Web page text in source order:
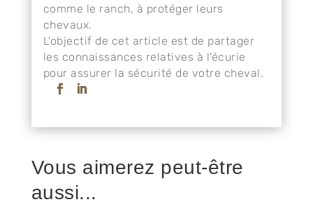
comme le ranch, à protéger leurs
chevaux.
L'objectif de cet article est de partager
les connaissances relatives à l'écurie
pour assurer la sécurité de votre cheval.
Vous aimerez peut-être
aussi...